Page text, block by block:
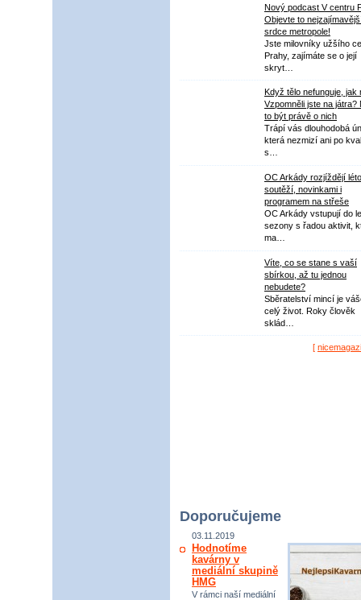
Nový podcast V centru
Objevte to
srdce metropole!
Jste milovníky užšího
Prahy, zajímáte se o její
skryt…
Když tělo nefunguje, jak
Vzpomněli jste na játra?
to být právě o nich
Trápí vás dlouhodobá
která nezmizí ani po
s…
OC Arkády rozjíždějí léto
soutěží, novinkami i
programem na střeše
OC Arkády vstupují do
sezony s řadou aktivit,
ma…
Víte, co se stane s vaší
sbírkou, až tu jednou
nebudete?
Sběratelství mincí je
celý život. Roky člověk
sklád…
[
Doporučujeme
03.11.2019
Hodnotíme
kavárny v
mediální skupině
HMG
V rámci naší mediální